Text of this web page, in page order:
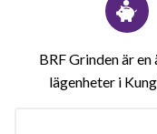
BRF Grinden är
lägenheter i